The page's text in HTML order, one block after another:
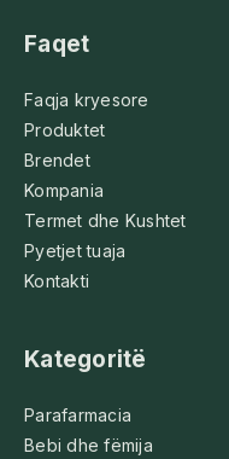
Faqet
Faqja kryesore
Produktet
Brendet
Kompania
Termet dhe Kushtet
Pyetjet tuaja
Kontakti
Kategoritë
Parafarmacia
Bebi dhe fëmija